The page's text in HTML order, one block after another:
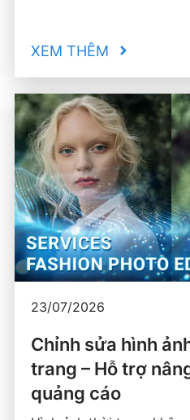
XEM THÊM
23/07/2026
Chỉnh sửa hình
trang – Hỗ trợ
quảng cáo